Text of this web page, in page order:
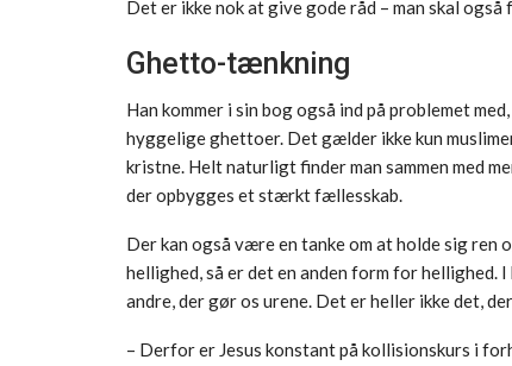
Det er ikke nok at give gode råd – man skal
Ghetto-tænkning
Han kommer i sin bog også ind på problemet
hyggelige ghettoer. Det gælder ikke kun
kristne. Helt naturligt finder man sammen med
der opbygges et stærkt fællesskab.
Der kan også være en tanke om at holde sig ren
hellighed, så er det en anden form for hellighed.
andre, der gør os urene. Det er heller ikke det,
– Derfor er Jesus konstant på kollisionskurs i